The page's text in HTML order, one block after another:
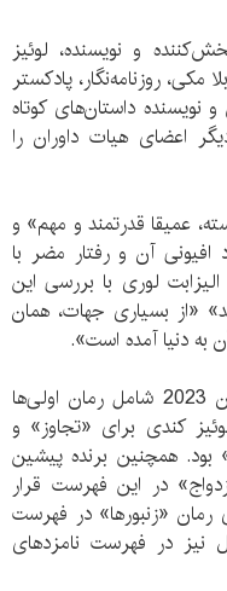
و نویسنده، لوئیز
روزنامه‌نگار، پادکستر
نویسنده داستان‌های کوتاه
اعضای هیات داوران را
عمیقا قدرتمند و مهم» و
افیونی آن و رفتار مضر با
لوری با بررسی این
«از بسیاری جهات، همان
به دنیا آمده است».
فهرست نهایی جایزه ادبیات داستانی زنان 2023 شامل رمان اولی‌ها
کندی برای «تجاوز» و
بود. همچنین برنده پیشین
در این فهرست قرار
پاول که در سال 2015 برای رمان «زنبورها» در فهرست
نیز در فهرست نامزدهای